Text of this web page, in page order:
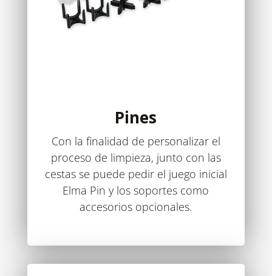
Pines
Con la finalidad de personalizar el
proceso de limpieza, junto con las
cestas se puede pedir el juego inicial
Elma Pin y los soportes como
accesorios opcionales.